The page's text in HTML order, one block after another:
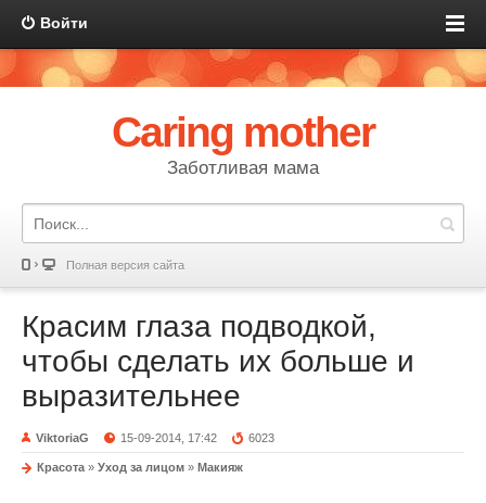
Войти
Caring mother
Заботливая мама
Полная версия сайта
Красим глаза подводкой,
чтобы сделать их больше и
выразительнее
ViktoriaG 15-09-2014, 17:42 6023
Красота » Уход за лицом » Макияж